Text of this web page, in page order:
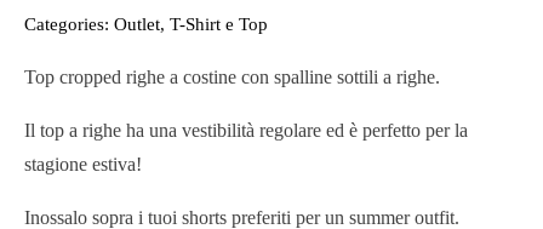
Categories: Outlet, T-Shirt e Top
Top cropped righe a costine con spalline sottili a righe.
Il top a righe ha una vestibilità regolare ed è perfetto per la
stagione estiva!
Inossalo sopra i tuoi shorts preferiti per un summer outfit.